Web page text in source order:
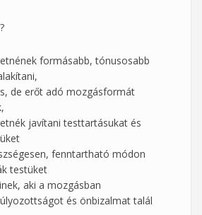
formásabb, tónusosabb
de erőt adó mozgásformát
javítani testtartásukat és
fenntartható módon
testüket
aki a mozgásban
és önbizalmat talál